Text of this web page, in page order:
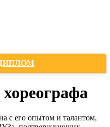
с его опытом и талантом,